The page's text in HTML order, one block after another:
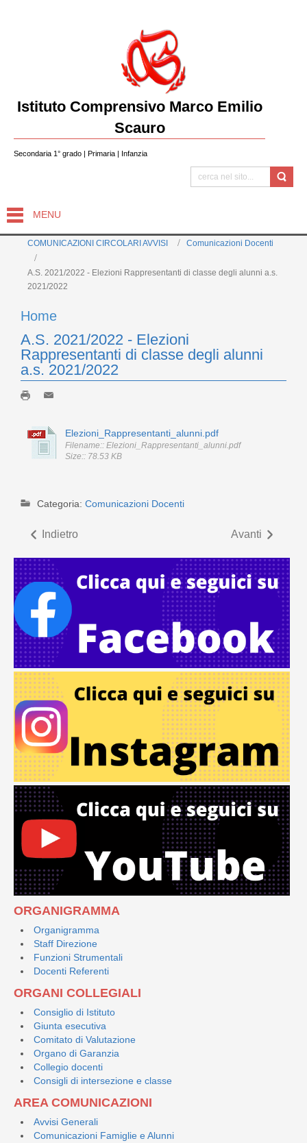
Istituto Comprensivo Marco Emilio
Scauro
Secondaria 1° grado | Primaria | Infanzia
MENU
COMUNICAZIONI CIRCOLARI AVVISI Comunicazioni Docenti
A.S. 2021/2022 - Elezioni Rappresentanti di classe degli alunni a.s.
2021/2022
ORGANIGRAMMA
Organigramma
Staff Direzione
Funzioni Strumentali
Docenti Referenti
ORGANI COLLEGIALI
Consiglio di Istituto
Giunta esecutiva
Comitato di Valutazione
Organo di Garanzia
Collegio docenti
Consigli di intersezione e classe
AREA COMUNICAZIONI
Avvisi Generali
Comunicazioni Famiglie e Alunni
Home
A.S. 2021/2022 - Elezioni
Rappresentanti di classe degli alunni
a.s. 2021/2022
Elezioni_Rappresentanti_alunni.pdf
Filename:: Elezioni_Rappresentanti_alunni.pdf
Size:: 78.53 KB
Categoria: Comunicazioni Docenti
Indietro Avanti